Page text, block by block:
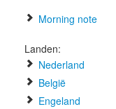
Morning note
Landen:
Nederland
België
Engeland